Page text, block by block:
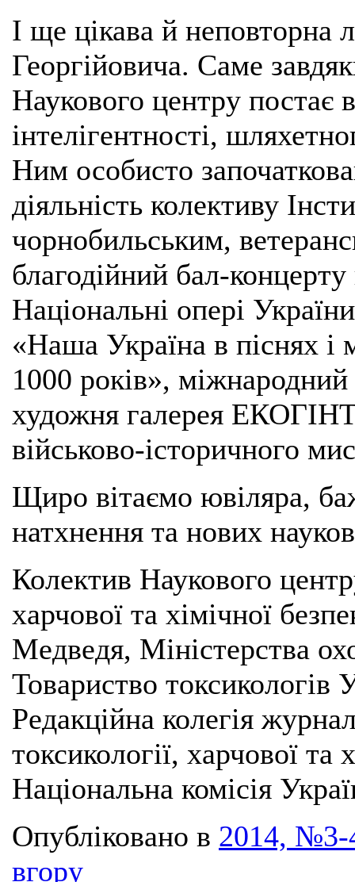
І ще цікава й неповторна
Георгійовича. Саме
Наукового центру постає
інтелігентності,
Ним особисто
діяльність колективу
чорнобильським,
благодійний бал-
Національні опері
«Наша Україна в піснях і
1000 років»,
художня галерея
військово-історичного
Щиро вітаємо ювіляра,
натхнення та нових
Колектив Наукового
харчової та хімічної
Медведя, Міністерства
Товариство токсикологів
Редакційна колегія
токсикології, харчової та
Національна комісія
Опубліковано в 2014, №3-
вгору